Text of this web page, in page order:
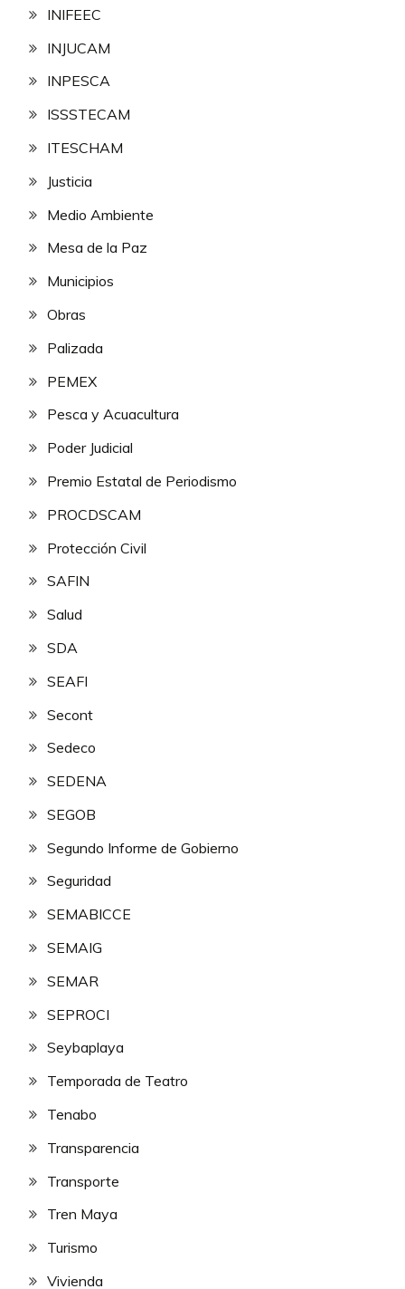
INIFEEC
INJUCAM
INPESCA
ISSSTECAM
ITESCHAM
Justicia
Medio Ambiente
Mesa de la Paz
Municipios
Obras
Palizada
PEMEX
Pesca y Acuacultura
Poder Judicial
Premio Estatal de Periodismo
PROCDSCAM
Protección Civil
SAFIN
Salud
SDA
SEAFI
Secont
Sedeco
SEDENA
SEGOB
Segundo Informe de Gobierno
Seguridad
SEMABICCE
SEMAIG
SEMAR
SEPROCI
Seybaplaya
Temporada de Teatro
Tenabo
Transparencia
Transporte
Tren Maya
Turismo
Vivienda